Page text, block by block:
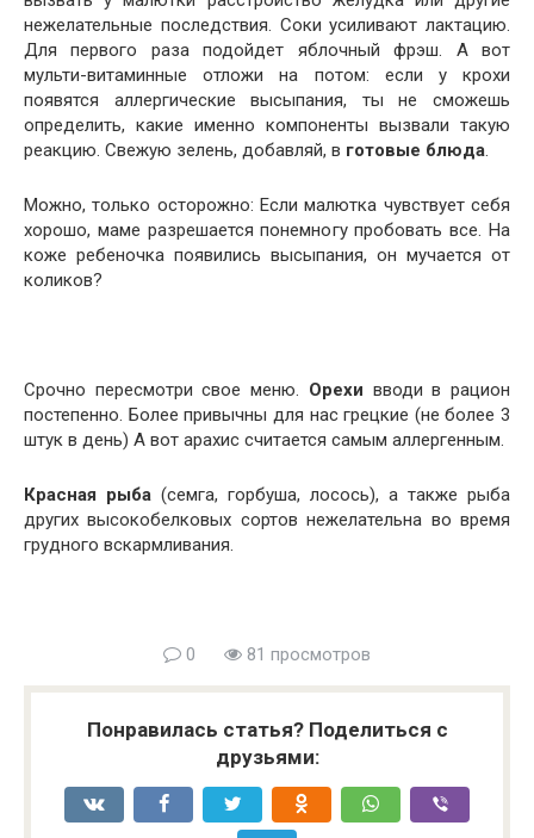
нежелательные последствия. Соки усиливают лактацию.
Для первого раза подойдет яблочный фрэш. А вот
мульти-витаминные отложи на потом: если у крохи
появятся аллергические высыпания, ты не сможешь
определить, какие именно компоненты вызвали такую
реакцию. Свежую зелень, добавляй, в готовые блюда.
Можно, только осторожно: Если малютка чувствует себя
хорошо, маме разрешается понемногу пробовать все. На
коже ребеночка появились высыпания, он мучается от
коликов?
Срочно пересмотри свое меню. Орехи вводи в рацион
постепенно. Более привычны для нас грецкие (не более 3
штук в день) А вот арахис считается самым аллергенным.
Красная рыба (семга, горбуша, лосось), а также рыба
других высокобелковых сортов нежелательна во время
грудного вскармливания.
0 81 просмотров
Понравилась статья? Поделиться с
друзьями: